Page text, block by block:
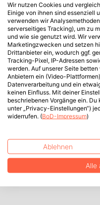
Wir nutzen Cookies und
Einige von ihnen sind essenziell
verwenden wir
serverseitiges Tracking), um zu
und wie sie genutzt wird. Wir
Marketingzwecken und setzen
Drittanbieter ein, wodurch ggf.
Tracking-Pixel, IP-Adressen
werden. Auf unserer Seite
Anbietern ein (Video-
Datenverarbeitung und ein
keinen Einfluss. Mit deiner
beschriebenen Vorgänge ein.
unter „Privacy-Einstellungen“)
widerrufen. (BoD-Impressum)
Ablehnen
Alle